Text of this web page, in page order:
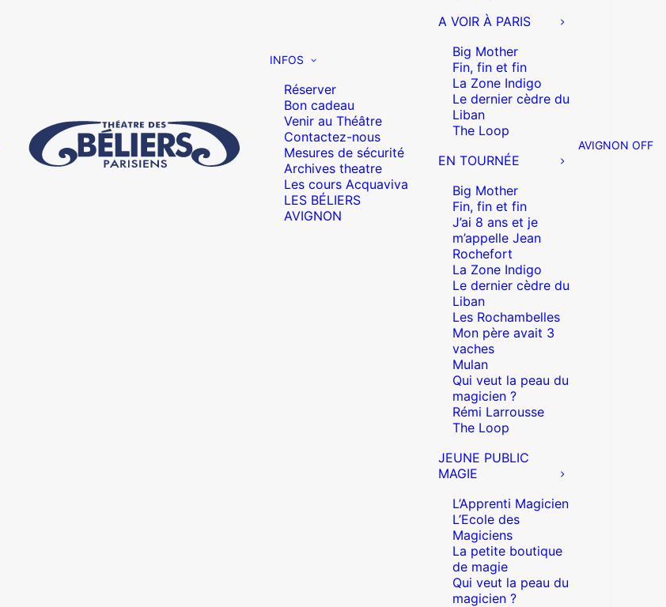
INFOS
Réserver
Bon cadeau
Venir au Théâtre
Contactez-nous
Mesures de sécurité
Archives theatre
Les cours Acquaviva
LES BÉLIERS
AVIGNON
A VOIR À PARIS
Big Mother
Fin, fin et fin
La Zone Indigo
Le dernier cèdre du
Liban
The Loop
EN TOURNÉE
Big Mother
Fin, fin et fin
J’ai 8 ans et je
m’appelle Jean
Rochefort
La Zone Indigo
Le dernier cèdre du
Liban
Les Rochambelles
Mon père avait 3
vaches
Mulan
Qui veut la peau du
magicien ?
Rémi Larrousse
The Loop
JEUNE PUBLIC
MAGIE
L’Apprenti Magicien
L’Ecole des
Magiciens
La petite boutique
de magie
Qui veut la peau du
magicien ?
AVIGNON OFF